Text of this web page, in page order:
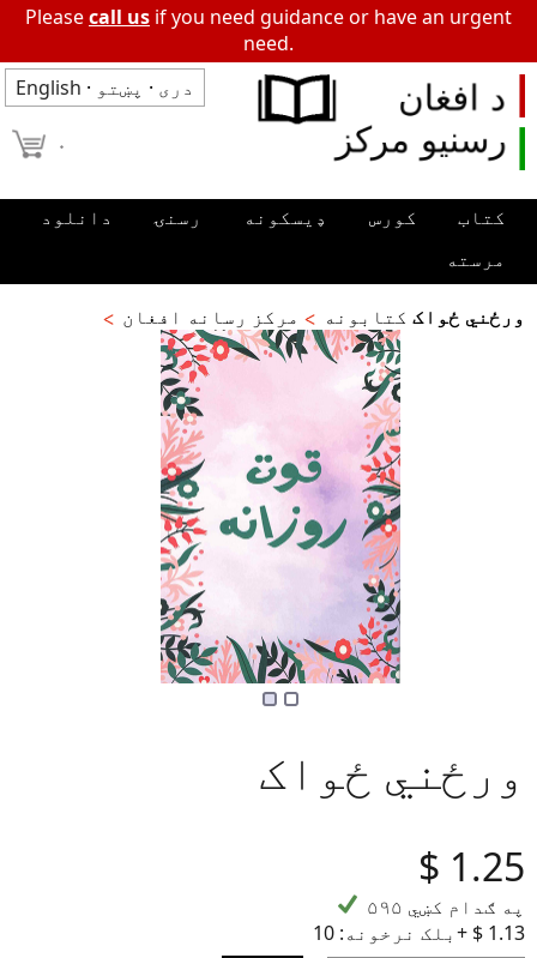
Pleasecall us if you need guidance or have an urgent
need.
English · دری · پښتو
۰
کتاب کورس ډیسکونه رسنۍ
دانلود
مرسته
مرکز رسانه افغان کتابونه ورځني ځواک
ورځني ځواک
‎$ 1.25
۵۹۵ په ګدام کښي
بلک نرخونه:10+ ‎$ 1.13